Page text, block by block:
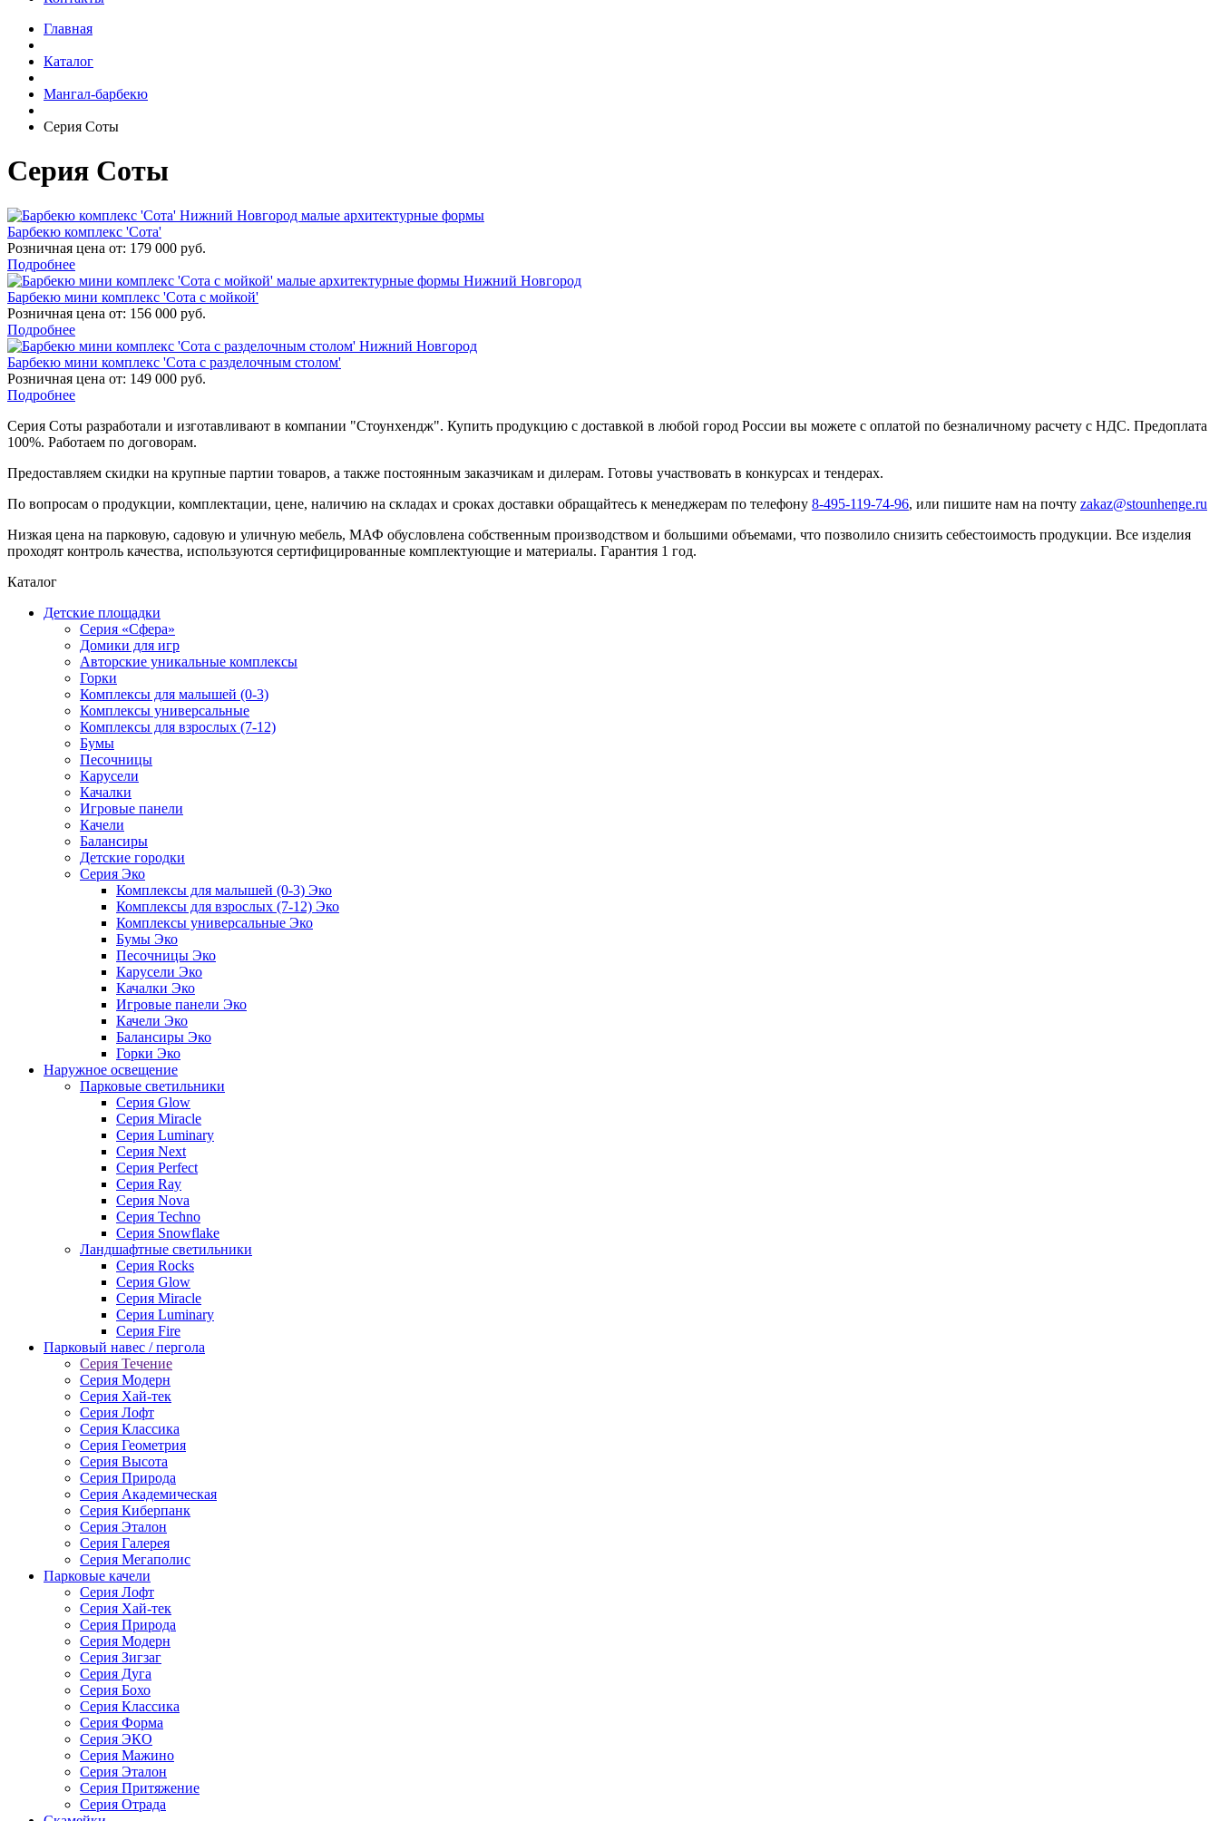
Главная
Каталог
Мангал-барбекю
Серия Соты
Серия Соты
Барбекю комплекс 'Сота'
Розничная цена от: 179 000 руб.
Подробнее
Барбекю мини комплекс 'Сота с мойкой'
Розничная цена от: 156 000 руб.
Подробнее
Барбекю мини комплекс 'Сота с разделочным столом'
Розничная цена от: 149 000 руб.
Подробнее
Серия Соты разработали и изготавливают в компании "Стоунхендж". Купить продукцию с доставкой в любой город России вы можете с оплатой по безналичному расчету с НДС. Предоплата
100%. Работаем по договорам.
Предоставляем скидки на крупные партии товаров, а также постоянным заказчикам и дилерам. Готовы участвовать в конкурсах и тендерах.
По вопросам о продукции, комплектации, цене, наличию на складах и сроках доставки обращайтесь к менеджерам по телефону 8-495-119-74-96, или пишите нам на почту zakaz@stounhenge.ru
Низкая цена на парковую, садовую и уличную мебель, МАФ обусловлена собственным производством и большими объемами, что позволило снизить себестоимость продукции. Все изделия
проходят контроль качества, используются сертифицированные комплектующие и материалы. Гарантия 1 год.
Каталог
Детские площадки
Серия «Сфера»
Домики для игр
Авторские уникальные комплексы
Горки
Комплексы для малышей (0-3)
Комплексы универсальные
Комплексы для взрослых (7-12)
Бумы
Песочницы
Карусели
Качалки
Игровые панели
Качели
Балансиры
Детские городки
Серия Эко
Комплексы для малышей (0-3) Эко
Комплексы для взрослых (7-12) Эко
Комплексы универсальные Эко
Бумы Эко
Песочницы Эко
Карусели Эко
Качалки Эко
Игровые панели Эко
Качели Эко
Балансиры Эко
Горки Эко
Наружное освещение
Парковые светильники
Серия Glow
Серия Miracle
Серия Luminary
Серия Next
Серия Perfect
Серия Ray
Серия Nova
Серия Techno
Серия Snowflake
Ландшафтные светильники
Серия Rocks
Серия Glow
Серия Miracle
Серия Luminary
Серия Fire
Парковый навес / пергола
Серия Течение
Серия Модерн
Серия Хай-тек
Серия Лофт
Серия Классика
Серия Геометрия
Серия Высота
Серия Природа
Серия Академическая
Серия Киберпанк
Серия Эталон
Серия Галерея
Серия Мегаполис
Парковые качели
Серия Лофт
Серия Хай-тек
Серия Природа
Серия Модерн
Серия Зигзаг
Серия Дуга
Серия Бохо
Серия Классика
Серия Форма
Серия ЭКО
Серия Мажино
Серия Эталон
Серия Притяжение
Серия Отрада